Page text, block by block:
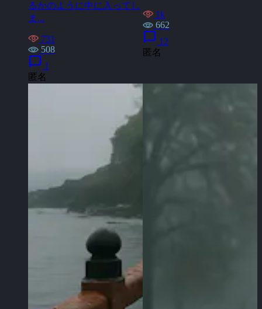
るかのように中に入ってし
ま...
731
508
chat_bubble 1
匿名
1k
662
chat_bubble 12
匿名